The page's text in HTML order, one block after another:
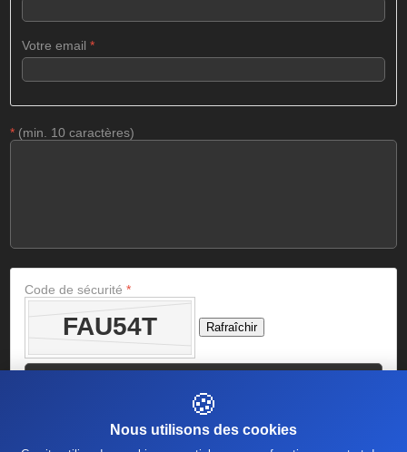
🍪
Nous utilisons des cookies
Votre email*
* (min. 10 caractères)
Code de sécurité*
Rafraîchir